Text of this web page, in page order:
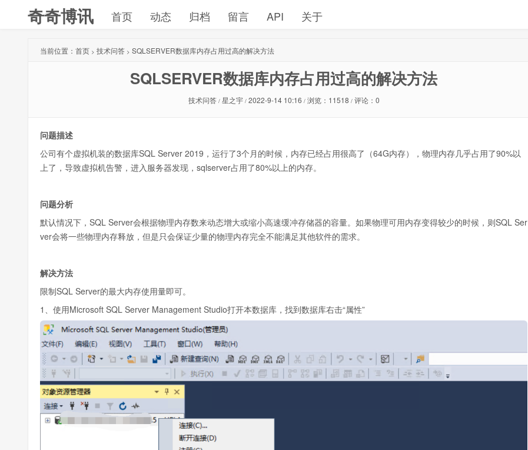
奇奇博讯 首页 动态 归档 留言 API 关于
当前位置： 首页 > 技术问答 > SQLSERVER数据库内存占用过高的解决方法
SQLSERVER数据库内存占用过高的解决方法
技术问答 / 星之宇 / 2022-9-14 10:16 / 浏览：11518 / 评论：0
问题描述
公司有个虚拟机装的数据库SQL Server 2019，运行了3个月的时候，内存已经占用很高了（64G内存），物理内存几乎占用了90%以
上了，导致虚拟机告警，进入服务器发现，sqlserver占用了80%以上的内存。
问题分析
默认情况下，SQL Server会根据物理内存数来动态增大或缩小高速缓冲存储器的容量。如果物理可用内存变得较少的时候，则SQL Ser
ver会将一些物理内存释放，但是只会保证少量的物理内存完全不能满足其他软件的需求。
解决方法
限制SQL Server的最大内存使用量即可。
1、使用Microsoft SQL Server Management Studio打开本数据库，找到数据库右击“属性”